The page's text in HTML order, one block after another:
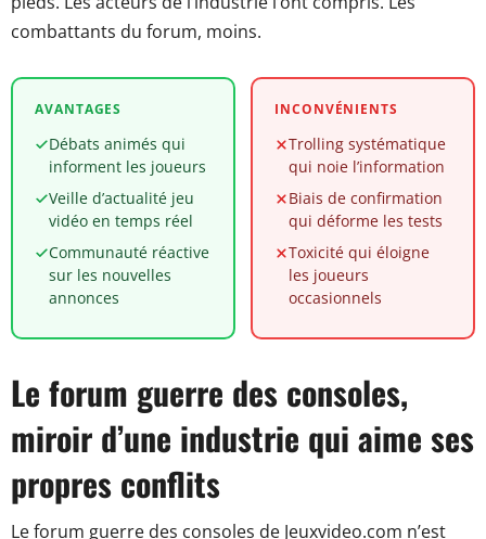
combattants du forum, moins.
AVANTAGES
Débats animés qui
informent les joueurs
Veille d’actualité jeu
vidéo en temps réel
Communauté réactive
sur les nouvelles
annonces
INCONVÉNIENTS
Trolling systématique
qui noie l’information
Biais de confirmation
qui déforme les tests
Toxicité qui éloigne
les joueurs
occasionnels
Le forum guerre des consoles,
miroir d’une industrie qui aime ses
propres conflits
Le forum guerre des consoles de Jeuxvideo.com n’est